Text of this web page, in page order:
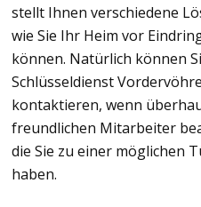
stellt Ihnen verschiedene
wie Sie Ihr Heim vor
können. Natürlich können
Schlüsseldienst
kontaktieren, wenn
freundlichen Mitarbeiter
die Sie zu einer möglichen
haben.